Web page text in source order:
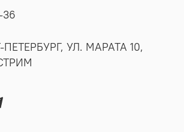
36
УЛ. МАРАТА 10,